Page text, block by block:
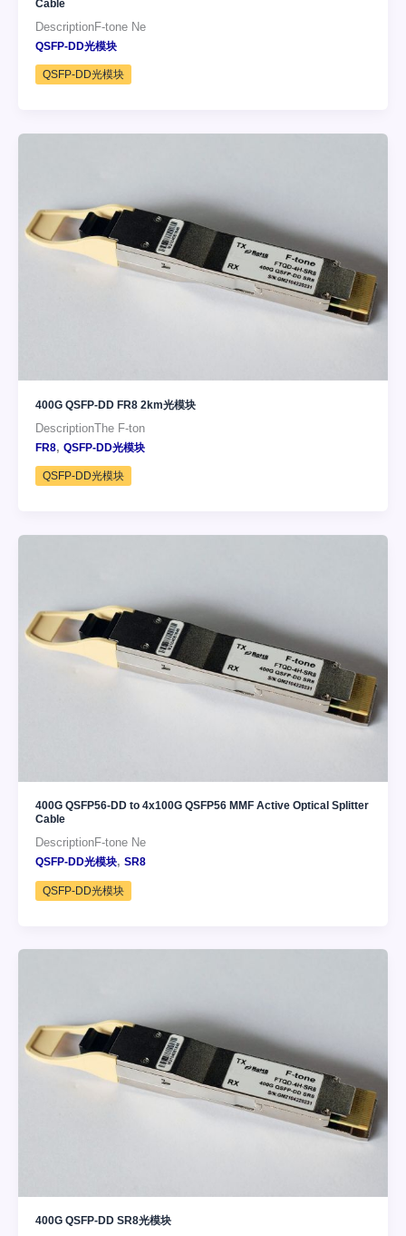
Cable
DescriptionF-tone Ne
QSFP-DD光模块
QSFP-DD光模块
400G QSFP-DD FR8 2km光模块
DescriptionThe F-ton
FR8, QSFP-DD光模块
QSFP-DD光模块
400G QSFP56-DD to 4x100G QSFP56 MMF Active Optical Splitter
Cable
DescriptionF-tone Ne
QSFP-DD光模块, SR8
QSFP-DD光模块
400G QSFP-DD SR8光模块